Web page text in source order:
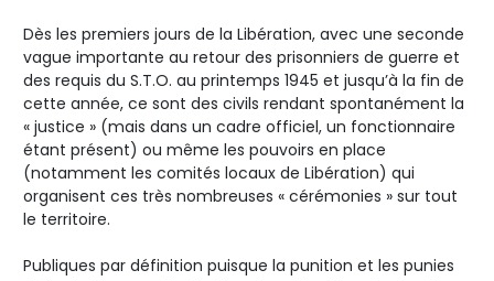
Dès les premiers jours de la Libération, avec une seconde
vague importante au retour des prisonniers de guerre et
des requis du S.T.O. au printemps 1945 et jusqu’à la fin de
cette année, ce sont des civils rendant spontanément la
« justice » (mais dans un cadre officiel, un fonctionnaire
étant présent) ou même les pouvoirs en place
(notamment les comités locaux de Libération) qui
organisent ces très nombreuses « cérémonies » sur tout
le territoire.
Publiques par définition puisque la punition et les punies